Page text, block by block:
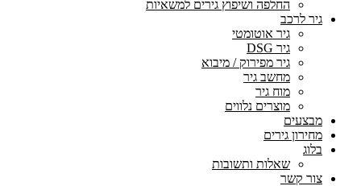
החלפה ושיפוץ גירים למשאיות
גיר לרכב
גיר אוטומטי
גיר DSG
גיר מפירוק / מיבוא
מחשב גיר
מוח גיר
מוצרים נלווים
מבצעים
מחירון גירים
בלוג
שאלות ותשובות
צור קשר